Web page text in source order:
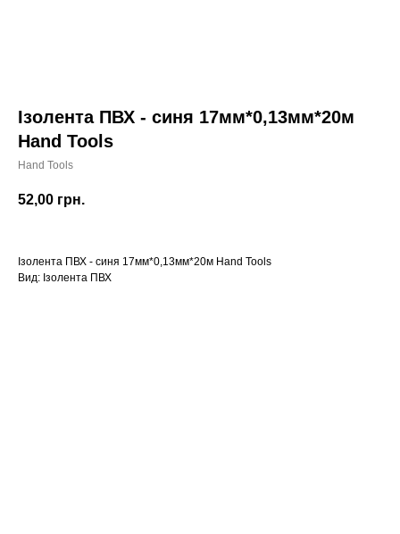
Ізолента ПВХ - синя 17мм*0,13мм*20м
Hand Tools
Hand Tools
52,00 грн.
Ізолента ПВХ - синя 17мм*0,13мм*20м Hand Tools
Вид: Ізолента ПВХ